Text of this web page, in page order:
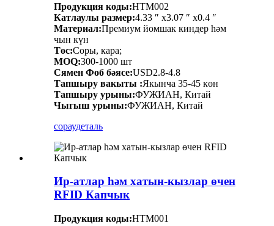
Продукция коды:HTM002
Катлаулы размер:4.33 ″ x3.07 ″ x0.4 ″
Материал:Премиум йомшак киндер һәм
чын күн
Төс:Соры, кара;
MOQ:300-1000 шт
Сямен Фоб бәясе:USD2.8-4.8
Тапшыру вакыты :Якынча 35-45 көн
Тапшыру урыны:ФУЖИАН, Китай
Чыгыш урыны:ФУЖИАН, Китай
сораудеталь
Ир-атлар һәм хатын-кызлар өчен
RFID Капчык
Продукция коды:HTM001